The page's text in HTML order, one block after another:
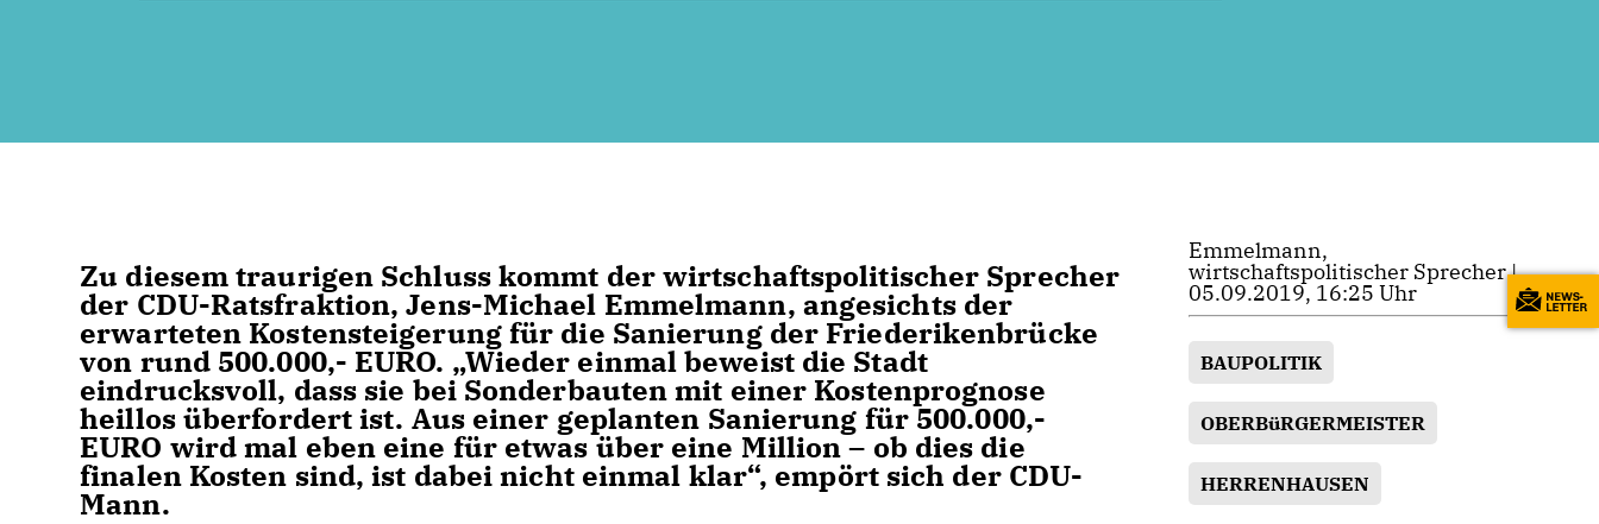
Zu diesem traurigen Schluss kommt der wirtschaftspolitischer Sprecher
der CDU-Ratsfraktion, Jens-Michael Emmelmann, angesichts der
erwarteten Kostensteigerung für die Sanierung der Friederikenbrücke
von rund 500.000,- EURO. „Wieder einmal beweist die Stadt
eindrucksvoll, dass sie bei Sonderbauten mit einer Kostenprognose
heillos überfordert ist. Aus einer geplanten Sanierung für 500.000,-
EURO wird mal eben eine für etwas über eine Million – ob dies die
finalen Kosten sind, ist dabei nicht einmal klar“, empört sich der CDU-
Mann.
Emmelmann,
wirtschaftspolitischer Sprecher |
05.09.2019, 16:25 Uhr
BAUPOLITIK
OBERBüRGERMEISTER
HERRENHAUSEN